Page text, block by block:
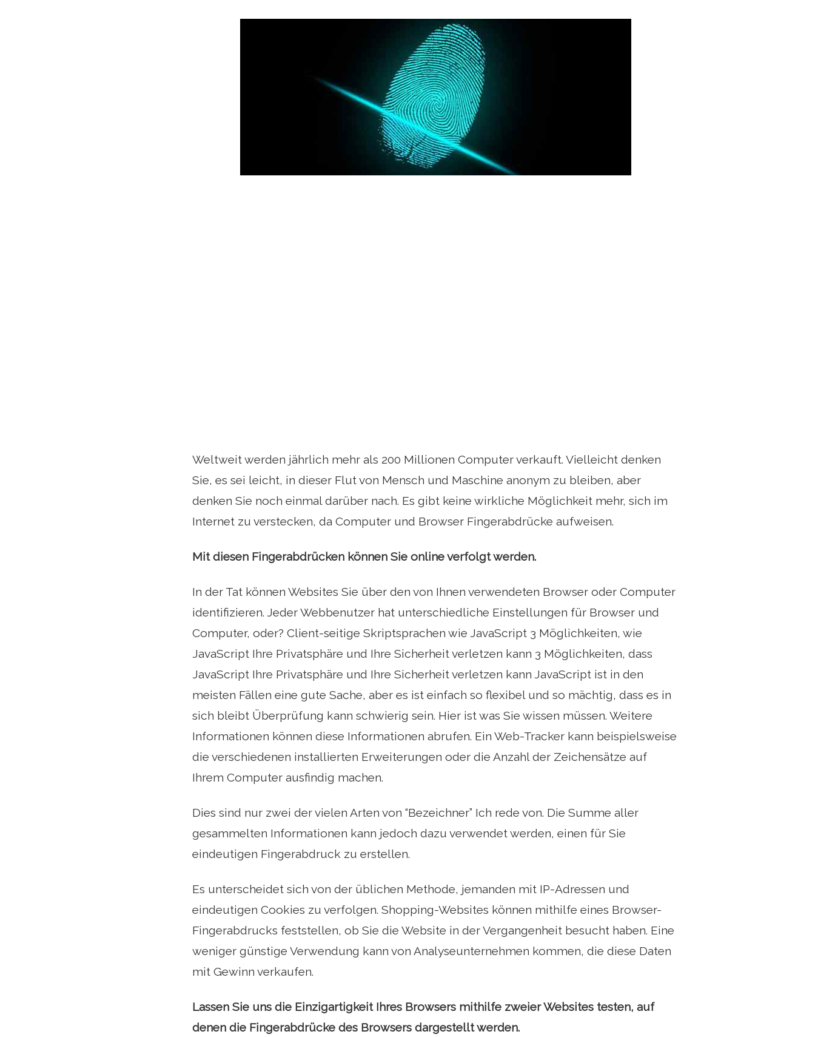
Weltweit werden jährlich mehr als 200 Millionen Computer verkauft. Vielleicht denken
Sie, es sei leicht, in dieser Flut von Mensch und Maschine anonym zu bleiben, aber
denken Sie noch einmal darüber nach. Es gibt keine wirkliche Möglichkeit mehr, sich im
Internet zu verstecken, da Computer und Browser Fingerabdrücke aufweisen.
Mit diesen Fingerabdrücken können Sie online verfolgt werden.
In der Tat können Websites Sie über den von Ihnen verwendeten Browser oder Computer
identifizieren. Jeder Webbenutzer hat unterschiedliche Einstellungen für Browser und
Computer, oder? Client-seitige Skriptsprachen wie JavaScript 3 Möglichkeiten, wie
JavaScript Ihre Privatsphäre und Ihre Sicherheit verletzen kann 3 Möglichkeiten, dass
JavaScript Ihre Privatsphäre und Ihre Sicherheit verletzen kann JavaScript ist in den
meisten Fällen eine gute Sache, aber es ist einfach so flexibel und so mächtig, dass es in
sich bleibt Überprüfung kann schwierig sein. Hier ist was Sie wissen müssen. Weitere
Informationen können diese Informationen abrufen. Ein Web-Tracker kann beispielsweise
die verschiedenen installierten Erweiterungen oder die Anzahl der Zeichensätze auf
Ihrem Computer ausfindig machen.
Dies sind nur zwei der vielen Arten von “Bezeichner” Ich rede von. Die Summe aller
gesammelten Informationen kann jedoch dazu verwendet werden, einen für Sie
eindeutigen Fingerabdruck zu erstellen.
Es unterscheidet sich von der üblichen Methode, jemanden mit IP-Adressen und
eindeutigen Cookies zu verfolgen. Shopping-Websites können mithilfe eines Browser-
Fingerabdrucks feststellen, ob Sie die Website in der Vergangenheit besucht haben. Eine
weniger günstige Verwendung kann von Analyseunternehmen kommen, die diese Daten
mit Gewinn verkaufen.
Lassen Sie uns die Einzigartigkeit Ihres Browsers mithilfe zweier Websites testen, auf
denen die Fingerabdrücke des Browsers dargestellt werden.